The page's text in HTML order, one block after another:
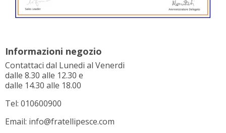
Informazioni negozio
Contattaci dal Lunedi al Venerdi
dalle 8.30 alle 12.30 e
dalle 14.30 alle 18.00
Tel: 010600900
Email: info@fratellipesce.com